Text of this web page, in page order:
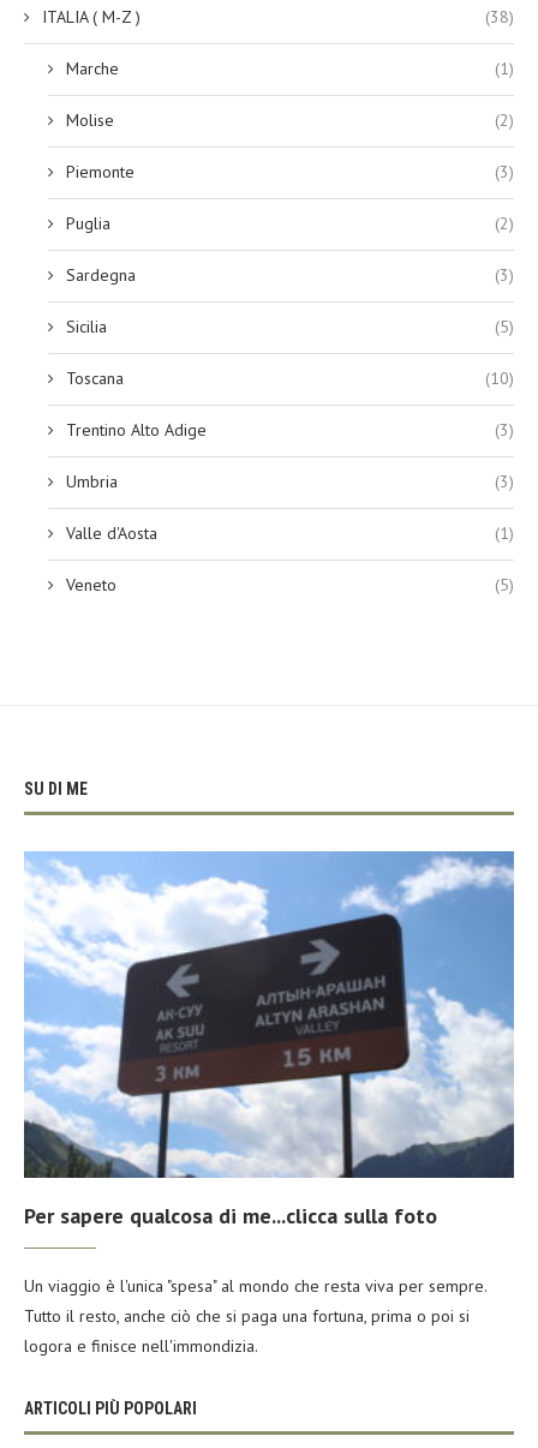
ITALIA ( M-Z ) (38)
Marche (1)
Molise (2)
Piemonte (3)
Puglia (2)
Sardegna (3)
Sicilia (5)
Toscana (10)
Trentino Alto Adige (3)
Umbria (3)
Valle d'Aosta (1)
Veneto (5)
SU DI ME
Per sapere qualcosa di me...clicca sulla foto
Un viaggio è l'unica "spesa" al mondo che resta viva per sempre.
Tutto il resto, anche ciò che si paga una fortuna, prima o poi si
logora e finisce nell'immondizia.
ARTICOLI PIÙ POPOLARI